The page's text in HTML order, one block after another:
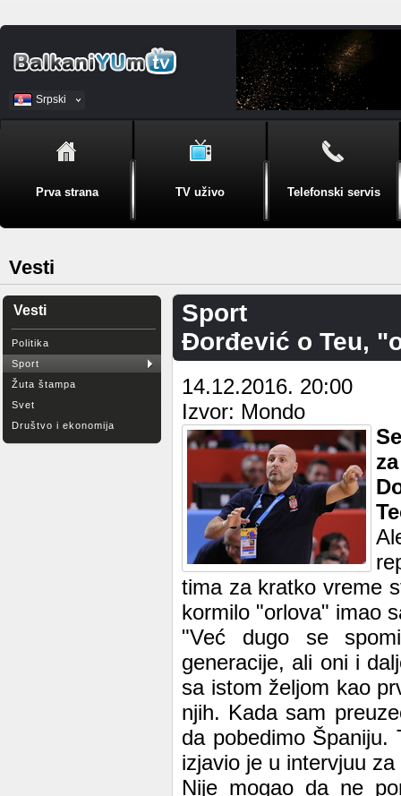
Srpski
BiH
Prva strana TV uživo Telefonski servis
Vesti
Vesti
Politika
Sport
Žuta štampa
Svet
Društvo i ekonomija
Sport
Đorđević o Teu,
14.12.2016. 20:00
Izvor: Mondo
tima za kratko vreme
kormilo "orlova" imao
"Već dugo se
generacije, ali oni i
sa istom željom kao
njih. Kada sam
da pobedimo Španiju.
izjavio je u intervjuu
Nije mogao da ne